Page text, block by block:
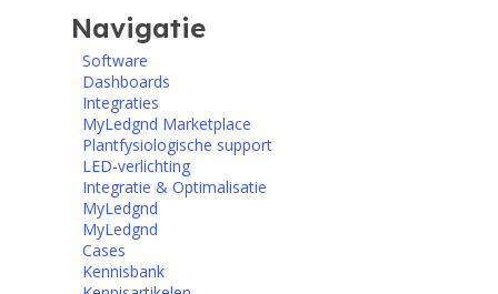
Navigatie
Software
Dashboards
Integraties
MyLedgnd Marketplace
Plantfysiologische support
LED-verlichting
Integratie & Optimalisatie
MyLedgnd
MyLedgnd
Cases
Kennisbank